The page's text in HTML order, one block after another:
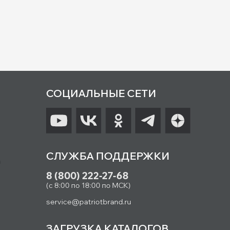
СОЦИАЛЬНЫЕ СЕТИ
СЛУЖБА ПОДДЕРЖКИ
8 (800) 222-27-68
(с 8:00 по 18:00 по МСК)
service@patriotbrand.ru